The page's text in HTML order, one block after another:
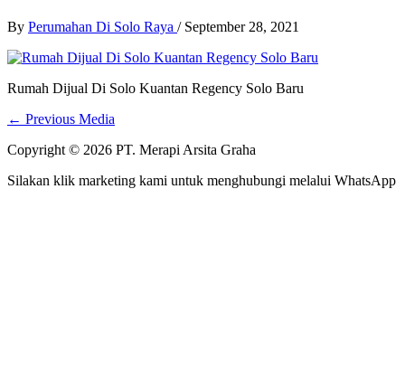
By Perumahan Di Solo Raya / September 28, 2021
Rumah Dijual Di Solo Kuantan Regency Solo Baru
← Previous Media
Copyright © 2026 PT. Merapi Arsita Graha
Silakan klik marketing kami untuk menghubungi melalui WhatsApp